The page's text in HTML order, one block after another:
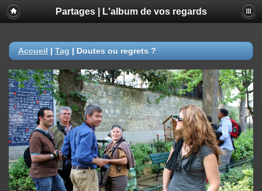
Partages | L'album de vos regards
Accueil | Tag | Doutes ou regrets ?